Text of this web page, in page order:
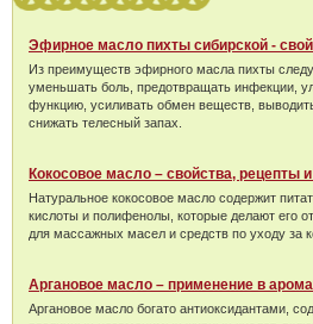
Эфирное масло пихты сибирской -
Из преимуществ эфирного масла пихты
уменьшать боль, предотвращать инфекции,
функцию, усиливать обмен веществ,
снижать телесный запах.
Кокосовое масло – свойства, рецепты
Натуральное кокосовое масло содержит
кислоты и полифенолы, которые делают его
для массажных масел и средств по уходу за
Аргановое масло – применение в
Аргановое масло богато антиоксидантами,